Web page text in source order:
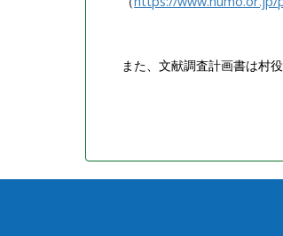
また、文献調査計画書は村